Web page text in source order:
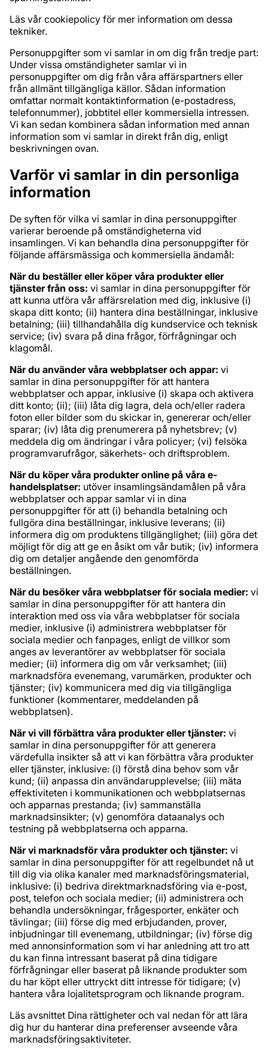
Läs vår cookiepolicy för mer information om dessa
tekniker.
Personuppgifter som vi samlar in om dig från tredje part:
Under vissa omständigheter samlar vi in
personuppgifter om dig från våra affärspartners eller
från allmänt tillgängliga källor. Sådan information
omfattar normalt kontaktinformation (e-postadress,
telefonnummer), jobbtitel eller kommersiella intressen.
Vi kan sedan kombinera sådan information med annan
information som vi samlar in direkt från dig, enligt
beskrivningen ovan.
Varför vi samlar in din personliga
information
De syften för vilka vi samlar in dina personuppgifter
varierar beroende på omständigheterna vid
insamlingen. Vi kan behandla dina personuppgifter för
följande affärsmässiga och kommersiella ändamål:
När du beställer eller köper våra produkter eller
tjänster från oss: vi samlar in dina personuppgifter för
att kunna utföra vår affärsrelation med dig, inklusive (i)
skapa ditt konto; (ii) hantera dina beställningar, inklusive
betalning; (iii) tillhandahålla dig kundservice och teknisk
service; (iv) svara på dina frågor, förfrågningar och
klagomål.
När du använder våra webbplatser och appar: vi
samlar in dina personuppgifter för att hantera
webbplatser och appar, inklusive (i) skapa och aktivera
ditt konto; (ii); (iii) låta dig lagra, dela och/eller radera
foton eller bilder som du skickar in, genererar och/eller
sparar; (iv) låta dig prenumerera på nyhetsbrev; (v)
meddela dig om ändringar i våra policyer; (vi) felsöka
programvarufrågor, säkerhets- och driftsproblem.
När du köper våra produkter online på våra e-
handelsplatser: utöver insamlingsändamålen på våra
webbplatser och appar samlar vi in dina
personuppgifter för att (i) behandla betalning och
fullgöra dina beställningar, inklusive leverans; (ii)
informera dig om produktens tillgänglighet; (iii) göra det
möjligt för dig att ge en åsikt om vår butik; (iv) informera
dig om detaljer angående den genomförda
beställningen.
När du besöker våra webbplatser för sociala medier: vi
samlar in dina personuppgifter för att hantera din
interaktion med oss via våra webbplatser för sociala
medier, inklusive (i) administrera webbplatser för
sociala medier och fanpages, enligt de villkor som
anges av leverantörer av webbplatser för sociala
medier; (ii) informera dig om vår verksamhet; (iii)
marknadsföra evenemang, varumärken, produkter och
tjänster; (iv) kommunicera med dig via tillgängliga
funktioner (kommentarer, meddelanden på
webbplatsen).
När vi vill förbättra våra produkter eller tjänster: vi
samlar in dina personuppgifter för att generera
värdefulla insikter så att vi kan förbättra våra produkter
eller tjänster, inklusive: (i) förstå dina behov som vår
kund; (ii) anpassa din användarupplevelse; (iii) mäta
effektiviteten i kommunikationen och webbplatsernas
och apparnas prestanda; (iv) sammanställa
marknadsinsikter; (v) genomföra dataanalys och
testning på webbplatserna och apparna.
När vi marknadsför våra produkter och tjänster: vi
samlar in dina personuppgifter för att regelbundet nå ut
till dig via olika kanaler med marknadsföringsmaterial,
inklusive: (i) bedriva direktmarknadsföring via e-post,
post, telefon och sociala medier; (ii) administrera och
behandla undersökningar, frågesporter, enkäter och
tävlingar; (iii) förse dig med erbjudanden, prover,
inbjudningar till evenemang, utbildningar; (iv) förse dig
med annonsinformation som vi har anledning att tro att
du kan finna intressant baserat på dina tidigare
förfrågningar eller baserat på liknande produkter som
du har köpt eller uttryckt ditt intresse för tidigare; (v)
hantera våra lojalitetsprogram och liknande program.
Läs avsnittet Dina rättigheter och val nedan för att lära
dig hur du hanterar dina preferenser avseende våra
marknadsföringsaktiviteter.